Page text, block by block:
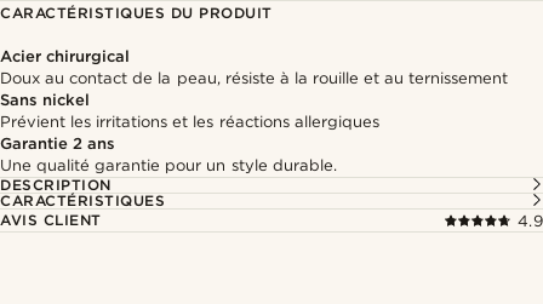
CARACTÉRISTIQUES DU PRODUIT
Acier chirurgical
Doux au contact de la peau, résiste à la rouille et au ternissement
Sans nickel
Prévient les irritations et les réactions allergiques
Garantie 2 ans
Une qualité garantie pour un style durable.
DESCRIPTION
CARACTÉRISTIQUES
AVIS CLIENT
4.9